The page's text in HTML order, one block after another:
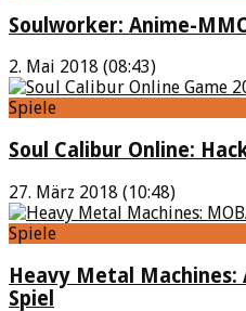
Soulworker: Anime-
2. Mai 2018 (08:43)
Spiele
Soul Calibur Online:
27. März 2018 (10:48)
Spiele
Heavy Metal Machines:
Spiel